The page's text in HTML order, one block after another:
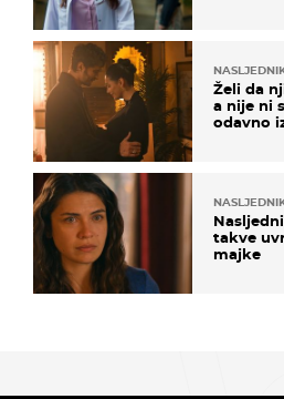
Želi da
a nije ni
odavno
takve
majke